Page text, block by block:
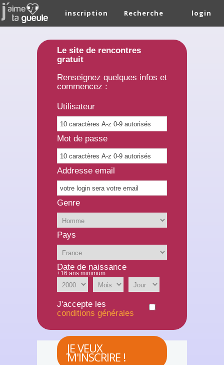
inscription Recherche login
Le site de rencontres
gratuit
Renseignez quelques infos et
commencez :
Utilisateur
Mot de passe
Addresse email
Genre
Pays
Date de naissance
+16 ans minimum
J'accepte les
conditions générales
JE VEUX
M'INSCRIRE !